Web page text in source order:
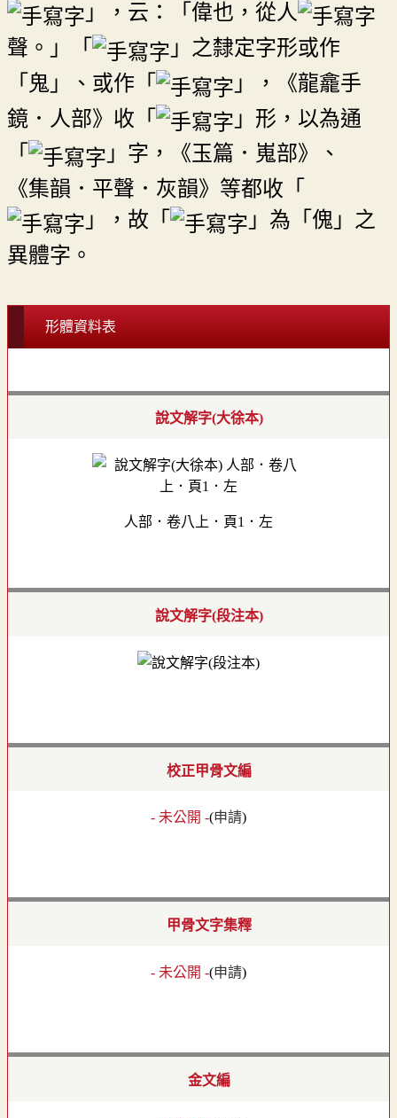
」，云：「偉也，從人
聲。」「
」之隸定字形或作
「鬼」、或作「
」，《龍龕手
鏡．人部》收「
」形，以為通
「
」字，《玉篇．嵬部》、
《集韻．平聲．灰韻》等都收「
」，故「
」為「傀」之
異體字。
形體資料表
說文解字(大徐本)
人部．卷八上．頁1．左
說文解字(段注本)
校正甲骨文編
- 未公開 -(申請)
甲骨文字集釋
- 未公開 -(申請)
金文編